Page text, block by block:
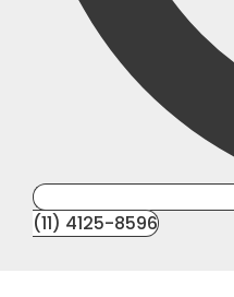
(11) 4125-8596